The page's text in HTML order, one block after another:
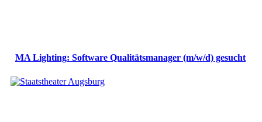
MA Lighting: Software Qualitätsmanager (m/w/d) gesucht